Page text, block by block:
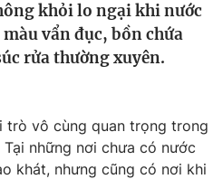
khỏi lo ngại khi nước
vẩn đục, bồn chứa
rửa thường xuyên.
trò vô cùng quan trọng trong
những nơi chưa có nước
khát, nhưng cũng có nơi khi